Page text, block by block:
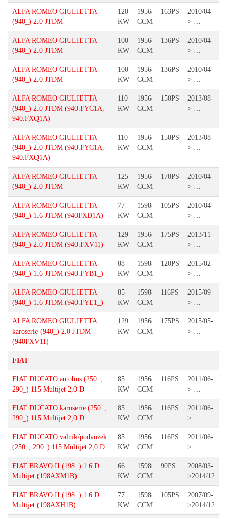
ALFA ROMEO GIULIETTA
(940_) 2.0 JTDM
120
KW
1956
CCM
163PS
2010/04-
> …
ALFA ROMEO GIULIETTA
(940_) 2.0 JTDM
100
KW
1956
CCM
136PS
2010/04-
> …
ALFA ROMEO GIULIETTA
(940_) 2.0 JTDM
100
KW
1956
CCM
136PS
2010/04-
> …
ALFA ROMEO GIULIETTA
(940_) 2.0 JTDM (940.FYC1A,
940.FXQ1A)
110
KW
1956
CCM
150PS
2013/08-
> …
ALFA ROMEO GIULIETTA
(940_) 2.0 JTDM (940.FYC1A,
940.FXQ1A)
110
KW
1956
CCM
150PS
2013/08-
> …
ALFA ROMEO GIULIETTA
(940_) 2.0 JTDM
125
KW
1956
CCM
170PS
2010/04-
> …
ALFA ROMEO GIULIETTA
(940_) 1.6 JTDM (940FXD1A)
77
KW
1598
CCM
105PS
2010/04-
> …
ALFA ROMEO GIULIETTA
(940_) 2.0 JTDM (940.FXV11)
129
KW
1956
CCM
175PS
2013/11-
> …
ALFA ROMEO GIULIETTA
(940_) 1.6 JTDM (940.FYB1_)
88
KW
1598
CCM
120PS
2015/02-
> …
ALFA ROMEO GIULIETTA
(940_) 1.6 JTDM (940.FYE1_)
85
KW
1598
CCM
116PS
2015/09-
> …
ALFA ROMEO GIULIETTA
karoserie (940_) 2.0 JTDM
(940FXV11)
129
KW
1956
CCM
175PS
2015/05-
> …
FIAT
FIAT DUCATO autobus (250_,
290_) 115 Multijet 2,0 D
85
KW
1956
CCM
116PS
2011/06-
> …
FIAT DUCATO karoserie (250_,
290_) 115 Multijet 2,0 D
85
KW
1956
CCM
116PS
2011/06-
> …
FIAT DUCATO valník/podvozek
(250_, 290_) 115 Multijet 2,0 D
85
KW
1956
CCM
116PS
2011/06-
> …
FIAT BRAVO II (198_) 1.6 D
Multijet (198AXM1B)
66
KW
1598
CCM
90PS
2008/03-
>2014/12
FIAT BRAVO II (198_) 1.6 D
Multijet (198AXH1B)
77
KW
1598
CCM
105PS
2007/09-
>2014/12